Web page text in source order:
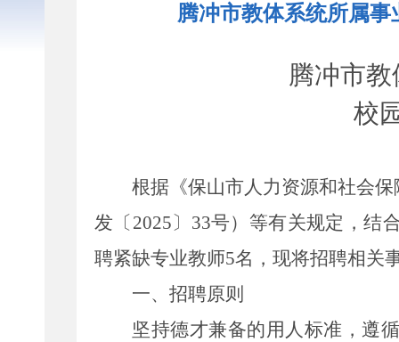
腾冲市教体系统所属
腾冲市
校
根据《保山市人力资源和社会
发〔 2025〕 33号）等有关规定，结
聘紧缺专业教师5名 ，现将招聘相关
一、招聘原则
坚持德才兼备的用人标准，遵